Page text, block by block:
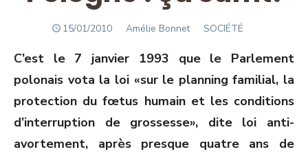
POSTED
15/01/2010 Author
Amélie Bonnet SOCIÉTÉ
C’est le 7 janvier 1993 que le Parlement
polonais vota la loi «sur le planning familial, la
protection du fœtus humain et les conditions
d’interruption de grossesse», dite loi anti-
avortement, après presque quatre ans de